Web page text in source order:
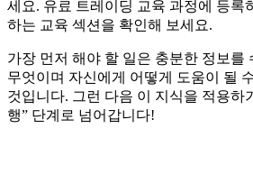
세요. 유료 트레이딩 교육 과정에 등록
하는 교육 섹션을 확인해 보세요.
가장 먼저 해야 할 일은 충분한 정보를
무엇이며 자신에게 어떻게 도움이 될
것입니다. 그런 다음 이 지식을 적용하
행” 단계로 넘어갑니다!